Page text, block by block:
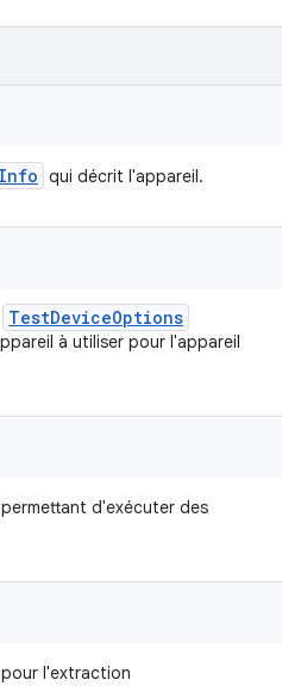
Info qui décrit l'appareil.
TestDeviceOptions
à utiliser pour l'appareil
permettant d'exécuter des
l'extraction